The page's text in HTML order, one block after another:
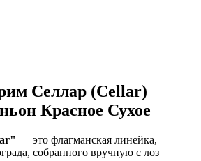
Селлар (Cellar)
Красное Сухое
— это флагманская линейка,
собранного вручную с лоз